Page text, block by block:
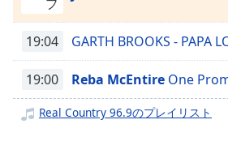
Chapters
Descriptions
descriptions
off
selected
19:04 GARTH BROOKS - PAPA
19:00 Reba McEntire One
Real Country 96.9のプレイリスト